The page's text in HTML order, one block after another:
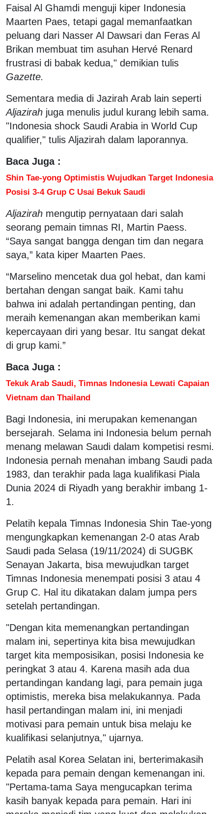
Faisal Al Ghamdi menguji kiper Indonesia
Maarten Paes, tetapi gagal memanfaatkan
peluang dari Nasser Al Dawsari dan Feras Al
Brikan membuat tim asuhan Hervé Renard
frustrasi di babak kedua," demikian tulis
Gazette.
Sementara media di Jazirah Arab lain seperti
Aljazirah juga menulis judul kurang lebih sama.
"Indonesia shock Saudi Arabia in World Cup
qualifier," tulis Aljazirah dalam laporannya.
Baca Juga :
Shin Tae-yong Optimistis Wujudkan Target Indonesia
Posisi 3-4 Grup C Usai Bekuk Saudi
Aljazirah mengutip pernyataan dari salah
seorang pemain timnas RI, Martin Paess.
“Saya sangat bangga dengan tim dan negara
saya,” kata kiper Maarten Paes.
“Marselino mencetak dua gol hebat, dan kami
bertahan dengan sangat baik. Kami tahu
bahwa ini adalah pertandingan penting, dan
meraih kemenangan akan memberikan kami
kepercayaan diri yang besar. Itu sangat dekat
di grup kami.”
Baca Juga :
Tekuk Arab Saudi, Timnas Indonesia Lewati Capaian
Vietnam dan Thailand
Bagi Indonesia, ini merupakan kemenangan
bersejarah. Selama ini Indonesia belum pernah
menang melawan Saudi dalam kompetisi resmi.
Indonesia pernah menahan imbang Saudi pada
1983, dan terakhir pada laga kualifikasi Piala
Dunia 2024 di Riyadh yang berakhir imbang 1-
1.
Pelatih kepala Timnas Indonesia Shin Tae-yong
mengungkapkan kemenangan 2-0 atas Arab
Saudi pada Selasa (19/11/2024) di SUGBK
Senayan Jakarta, bisa mewujudkan target
Timnas Indonesia menempati posisi 3 atau 4
Grup C. Hal itu dikatakan dalam jumpa pers
setelah pertandingan.
"Dengan kita memenangkan pertandingan
malam ini, sepertinya kita bisa mewujudkan
target kita memposisikan, posisi Indonesia ke
peringkat 3 atau 4. Karena masih ada dua
pertandingan kandang lagi, para pemain juga
optimistis, mereka bisa melakukannya. Pada
hasil pertandingan malam ini, ini menjadi
motivasi para pemain untuk bisa melaju ke
kualifikasi selanjutnya," ujarnya.
Pelatih asal Korea Selatan ini, berterimakasih
kepada para pemain dengan kemenangan ini.
"Pertama-tama Saya mengucapkan terima
kasih banyak kepada para pemain. Hari ini